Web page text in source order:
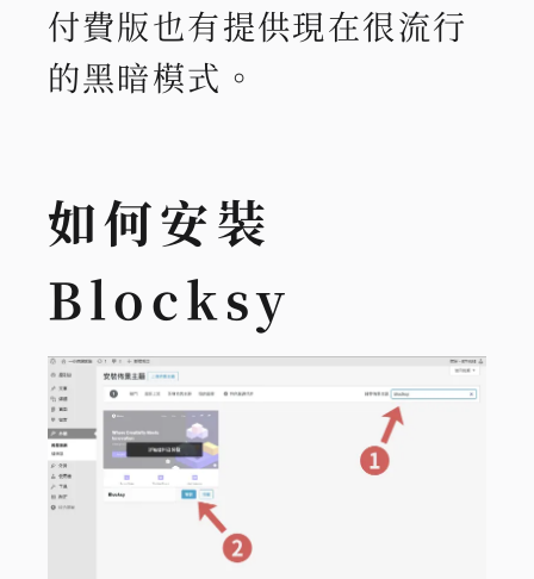
付費版也有提供現在很流行
的黑暗模式。
如何安裝
Blocksy